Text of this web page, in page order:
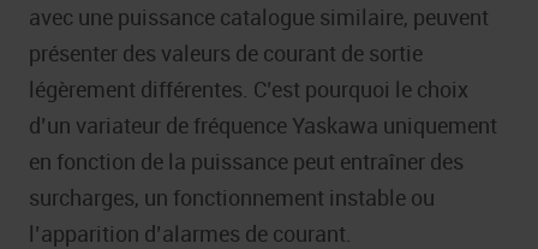
avec une puissance catalogue similaire, peuvent
présenter des valeurs de courant de sortie
légèrement différentes. C’est pourquoi le choix
d’un variateur de fréquence Yaskawa uniquement
en fonction de la puissance peut entraîner des
surcharges, un fonctionnement instable ou
l’apparition d’alarmes de courant.